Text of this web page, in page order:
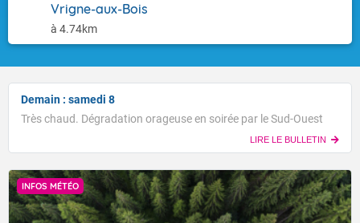
Vrigne-aux-Bois
à 4.74km
Demain : samedi 8
Très chaud. Dégradation orageuse en soirée par le Sud-Ouest
LIRE LE BULLETIN
INFOS MÉTÉO